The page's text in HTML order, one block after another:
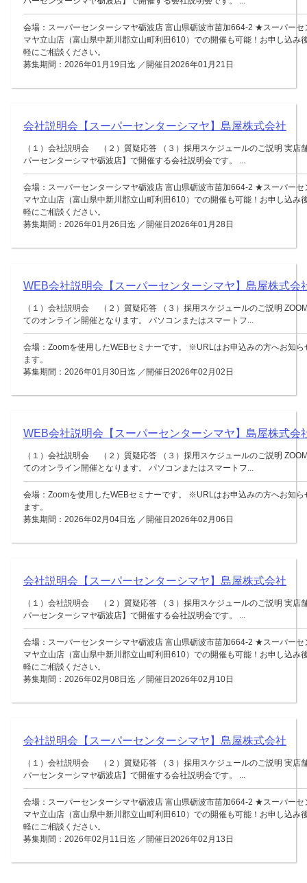
会場：スーパーセンターシマヤ砺波店 富山県砺波市苗加664-2 ★スーパーセ
マヤ立山店（富山県中新川郡立山町利田610）での開催も可能！お申し込み
軽にご相談ください。
募集期間：2026年01月19日迄 ／開催日2026年01月21日
会社説明会【スーパーセンターシマヤ】島屋株式会社
（１）会社説明会 （２）質疑応答 （３）採用スケジュールのご説明 実店
パーセンターシマヤ砺波店】で開催する会社説明会です。 ...
会場：スーパーセンターシマヤ砺波店 富山県砺波市苗加664-2 ★スーパーセ
マヤ立山店（富山県中新川郡立山町利田610）での開催も可能！お申し込み
軽にご相談ください。
募集期間：2026年01月26日迄 ／開催日2026年01月28日
WEB会社説明会【スーパーセンターシマヤ】島屋株式会
（１）会社説明会 （２）質疑応答 （３）採用スケジュールのご説明
てのオンライン開催となります。 パソコンまたはスマートフ...
会場：Zoomを使用したWEBセミナーです。 ※URLはお申込みの方へお知ら
ます。
募集期間：2026年01月30日迄 ／開催日2026年02月02日
WEB会社説明会【スーパーセンターシマヤ】島屋株式会
（１）会社説明会 （２）質疑応答 （３）採用スケジュールのご説明
てのオンライン開催となります。 パソコンまたはスマートフ...
会場：Zoomを使用したWEBセミナーです。 ※URLはお申込みの方へお知ら
ます。
募集期間：2026年02月04日迄 ／開催日2026年02月06日
会社説明会【スーパーセンターシマヤ】島屋株式会社
（１）会社説明会 （２）質疑応答 （３）採用スケジュールのご説明 実店
パーセンターシマヤ砺波店】で開催する会社説明会です。 ...
会場：スーパーセンターシマヤ砺波店 富山県砺波市苗加664-2 ★スーパーセ
マヤ立山店（富山県中新川郡立山町利田610）での開催も可能！お申し込み
軽にご相談ください。
募集期間：2026年02月08日迄 ／開催日2026年02月10日
会社説明会【スーパーセンターシマヤ】島屋株式会社
（１）会社説明会 （２）質疑応答 （３）採用スケジュールのご説明 実店
パーセンターシマヤ砺波店】で開催する会社説明会です。 ...
会場：スーパーセンターシマヤ砺波店 富山県砺波市苗加664-2 ★スーパーセ
マヤ立山店（富山県中新川郡立山町利田610）での開催も可能！お申し込み
軽にご相談ください。
募集期間：2026年02月11日迄 ／開催日2026年02月13日